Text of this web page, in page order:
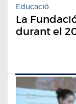
Educació
La
durant el